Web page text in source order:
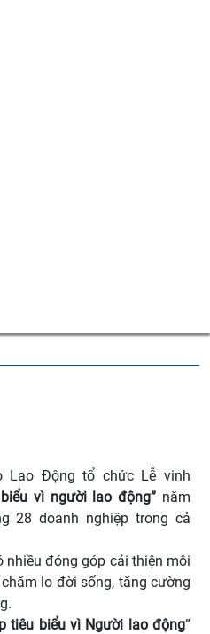
danh là
tiêu biểu vì
năm 2025
Lao Động tổ chức Lễ vinh
vì người lao động” năm
28 doanh nghiệp trong cả
nhiều đóng góp cải thiện môi
lo đời sống, tăng cường
tiêu biểu vì Người lao động”